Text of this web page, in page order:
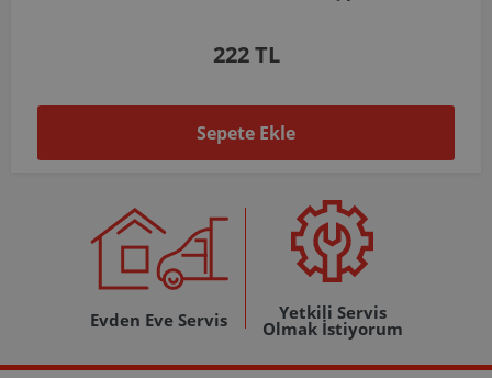
1.037 TL
Sepete Ekle
Evden Eve Servis Yetkili Servis
Olmak İstiyorum